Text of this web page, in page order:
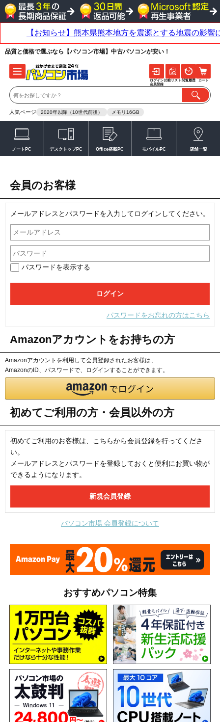
品質と価格で選ぶなら【パソコン市場】中古パソコンが安い！
人気ページ 2020年以降（10世代前後） メモリ16GB
ログイン
会員登録
比較リスト 閲覧履歴 カート
ノートPC デスクトップPC Office搭載PC モバイルPC 店舗一覧
会員のお客様
メールアドレスとパスワードを入力してログインしてください。
パスワードを表示する
パスワードをお忘れの方はこちら
Amazonアカウントをお持ちの方
Amazonアカウントを利用して会員登録されたお客様は、
AmazonのID、パスワードで、ログインすることができます。
初めてご利用の方・会員以外の方
初めてご利用のお客様は、こちらから会員登録を行ってくださ
い。
メールアドレスとパスワードを登録しておくと便利にお買い物が
できるようになります。
パソコン市場 会員登録について
おすすめパソコン特集